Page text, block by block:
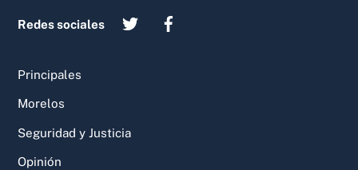
Redes sociales
Principales
Morelos
Seguridad y Justicia
Opinión